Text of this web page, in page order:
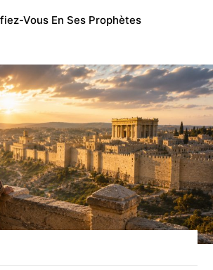
Vous En Ses Prophètes